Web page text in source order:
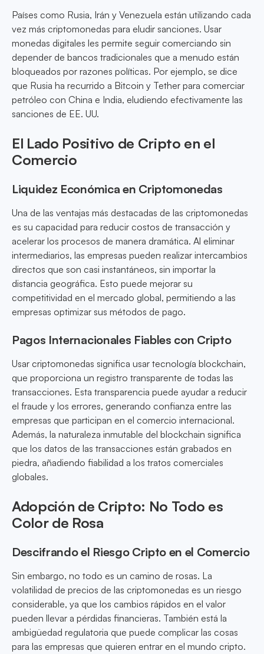
Países como Rusia, Irán y Venezuela están utilizando cada
vez más criptomonedas para eludir sanciones. Usar
monedas digitales les permite seguir comerciando sin
depender de bancos tradicionales que a menudo están
bloqueados por razones políticas. Por ejemplo, se dice
que Rusia ha recurrido a Bitcoin y Tether para comerciar
petróleo con China e India, eludiendo efectivamente las
sanciones de EE. UU.
El Lado Positivo de Cripto en el
Comercio
Liquidez Económica en Criptomonedas
Una de las ventajas más destacadas de las criptomonedas
es su capacidad para reducir costos de transacción y
acelerar los procesos de manera dramática. Al eliminar
intermediarios, las empresas pueden realizar intercambios
directos que son casi instantáneos, sin importar la
distancia geográfica. Esto puede mejorar su
competitividad en el mercado global, permitiendo a las
empresas optimizar sus métodos de pago.
Pagos Internacionales Fiables con Cripto
Usar criptomonedas significa usar tecnología blockchain,
que proporciona un registro transparente de todas las
transacciones. Esta transparencia puede ayudar a reducir
el fraude y los errores, generando confianza entre las
empresas que participan en el comercio internacional.
Además, la naturaleza inmutable del blockchain significa
que los datos de las transacciones están grabados en
piedra, añadiendo fiabilidad a los tratos comerciales
globales.
Adopción de Cripto: No Todo es
Color de Rosa
Descifrando el Riesgo Cripto en el Comercio
Sin embargo, no todo es un camino de rosas. La
volatilidad de precios de las criptomonedas es un riesgo
considerable, ya que los cambios rápidos en el valor
pueden llevar a pérdidas financieras. También está la
ambigüedad regulatoria que puede complicar las cosas
para las empresas que quieren entrar en el mundo cripto.